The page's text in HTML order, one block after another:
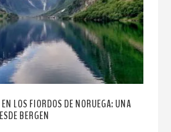
LOS FIORDOS DE NORUEGA: UNA
BERGEN